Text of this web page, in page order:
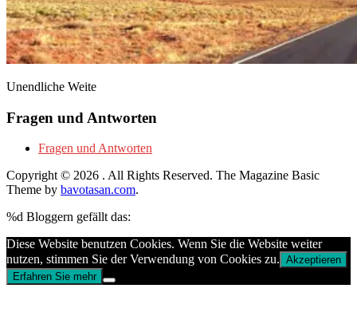
Unendliche Weite
Fragen und Antworten
Fragen und Antworten
Copyright © 2026 . All Rights Reserved. The Magazine Basic
Theme by bavotasan.com.
%d Bloggern gefällt das:
Diese Website benutzen Cookies. Wenn Sie die Website weiter
nutzen, stimmen Sie der Verwendung von Cookies zu. Akzeptieren
Erfahren Sie mehr